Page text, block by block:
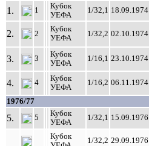
1. 1
Кубок
УЕФА
1/32,1 18.09.1974
2. 2
Кубок
УЕФА
1/32,2 02.10.1974
3. 3
Кубок
УЕФА
1/16,1 23.10.1974
4. 4
Кубок
УЕФА
1/16,2 06.11.1974
1976/77
5. 5
Кубок
УЕФА
1/32,1 15.09.1976
Кубок
1/32,2 29.09.1976